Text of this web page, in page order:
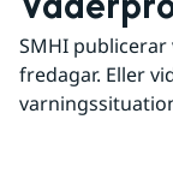
SMHI
fredagar. Eller